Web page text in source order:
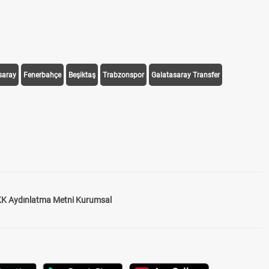
Fenerbahçe Beşiktaş Trabzonspor Galatasaray Transfer
Aydınlatma Metni Kurumsal